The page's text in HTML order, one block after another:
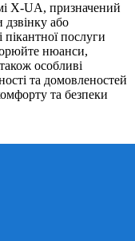
X-UA, призначений
дзвінку або
послуги
нюанси,
особливі
та домовленостей
та безпеки